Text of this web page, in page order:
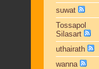
suwat
Tossapol
Silasart
uthairath
wanna